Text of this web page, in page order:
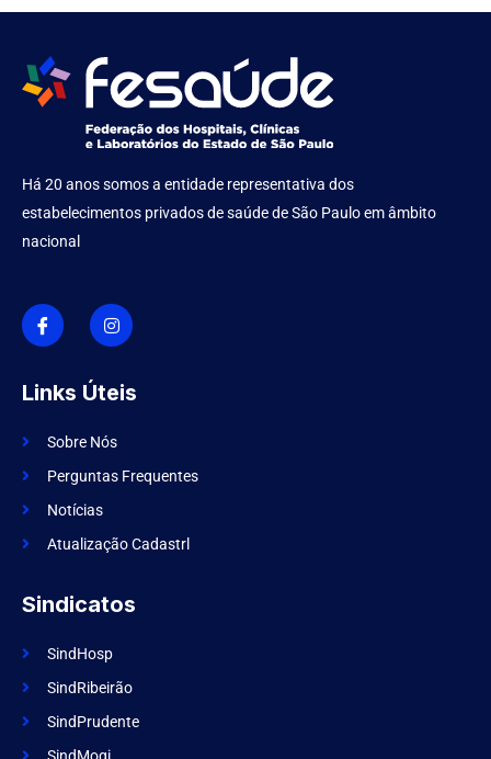
Há 20 anos somos a entidade representativa dos
estabelecimentos privados de saúde de São Paulo em âmbito
nacional
I
c
o
n
f
a
e
o
k
I
n
s
t
g
r
m
Links Úteis
Sobre Nós
Perguntas Frequentes
Notícias
Atualização Cadastrl
Sindicatos
SindHosp
SindRibeirão
SindPrudente
SindMogi